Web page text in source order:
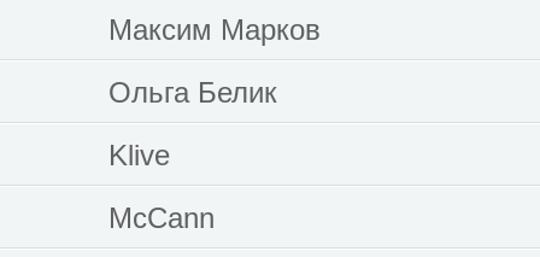
Максим Марков
Ольга Белик
Klive
McCann